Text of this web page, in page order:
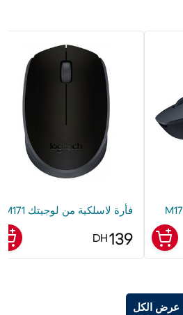
فأرة لاسلكية من لوجيتك M171
139
DH
عرض الكل